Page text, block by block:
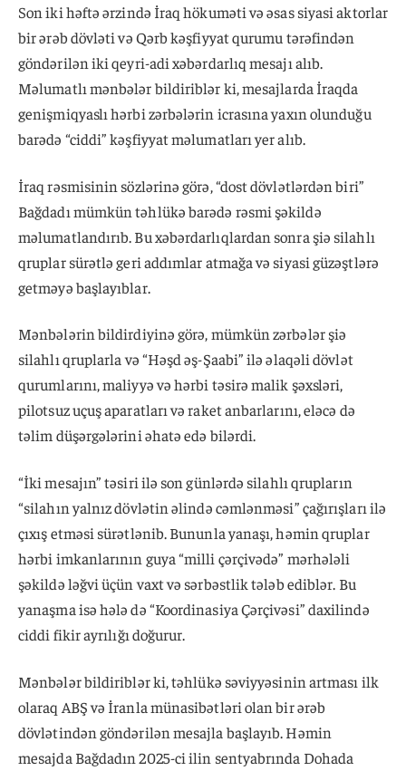
Son iki həftə ərzində İraq hökuməti və əsas siyasi aktorlar
bir ərəb dövləti və Qərb kəşfiyyat qurumu tərəfindən
göndərilən iki qeyri-adi xəbərdarlıq mesajı alıb.
Məlumatlı mənbələr bildiriblər ki, mesajlarda İraqda
genişmiqyaslı hərbi zərbələrin icrasına yaxın olunduğu
barədə “ciddi” kəşfiyyat məlumatları yer alıb.
İraq rəsmisinin sözlərinə görə, “dost dövlətlərdən biri”
Bağdadı mümkün təhlükə barədə rəsmi şəkildə
məlumatlandırıb. Bu xəbərdarlıqlardan sonra şiə silahlı
qruplar sürətlə geri addımlar atmağa və siyasi güzəştlərə
getməyə başlayıblar.
Mənbələrin bildirdiyinə görə, mümkün zərbələr şiə
silahlı qruplarla və “Həşd əş-Şaabi” ilə əlaqəli dövlət
qurumlarını, maliyyə və hərbi təsirə malik şəxsləri,
pilotsuz uçuş aparatları və raket anbarlarını, eləcə də
təlim düşərgələrini əhatə edə bilərdi.
“İki mesajın” təsiri ilə son günlərdə silahlı qrupların
“silahın yalnız dövlətin əlində cəmlənməsi” çağırışları ilə
çıxış etməsi sürətlənib. Bununla yanaşı, həmin qruplar
hərbi imkanlarının guya “milli çərçivədə” mərhələli
şəkildə ləğvi üçün vaxt və sərbəstlik tələb ediblər. Bu
yanaşma isə hələ də “Koordinasiya Çərçivəsi” daxilində
ciddi fikir ayrılığı doğurur.
Mənbələr bildiriblər ki, təhlükə səviyyəsinin artması ilk
olaraq ABŞ və İranla münasibətləri olan bir ərəb
dövlətindən göndərilən mesajla başlayıb. Həmin
mesajda Bağdadın 2025-ci ilin sentyabrında Dohada